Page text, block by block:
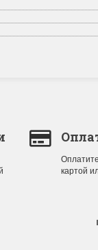
ПОДРОБНЕЕ
картой